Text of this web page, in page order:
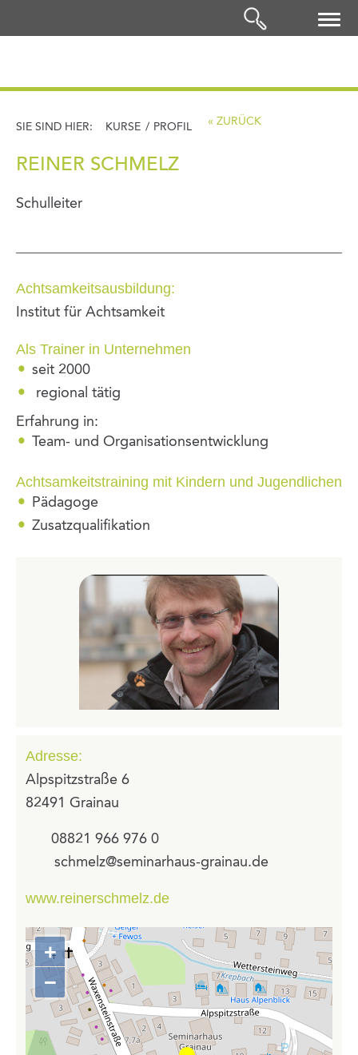
SIE SIND HIER: KURSE / PROFIL « ZURÜCK
REINER SCHMELZ
Schulleiter
Achtsamkeitsausbildung:
Institut für Achtsamkeit
Als Trainer in Unternehmen
seit 2000
regional tätig
Erfahrung in:
Team- und Organisationsentwicklung
Achtsamkeitstraining mit Kindern und Jugendlichen
Pädagoge
Zusatzqualifikation
Adresse:
Alpspitzstraße 6
82491 Grainau
08821 966 976 0
schmelz@seminarhaus-grainau.de
www.reinerschmelz.de
Zoom
+
Zoom
out
−